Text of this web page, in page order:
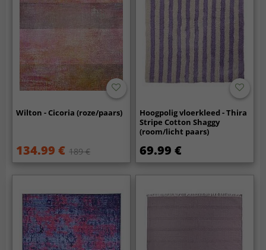
Wilton - Cicoria (roze/paars)
134.99 € 189 €
Hoogpolig vloerkleed - Thira
Stripe Cotton Shaggy
(room/licht paars)
69.99 €